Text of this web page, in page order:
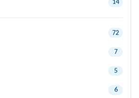
14
72
7
5
6